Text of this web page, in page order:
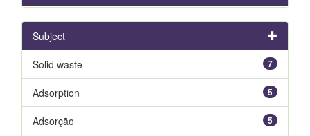
Subject
7
Solid waste
5
Adsorption
5
Adsorção